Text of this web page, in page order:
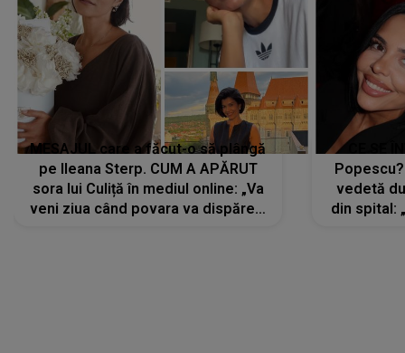
MESAJUL care a făcut-o să plângă
pe Ileana Sterp. CUM A APĂRUT
sora lui Culiță în mediul online: „Va
veni ziua când povara va dispărea,
vedetă
din spital: